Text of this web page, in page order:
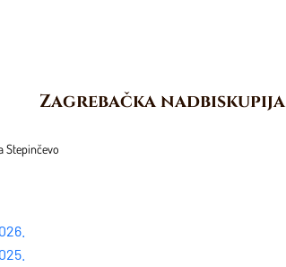
Zagrebačka nadbiskupija
Stepinčevo